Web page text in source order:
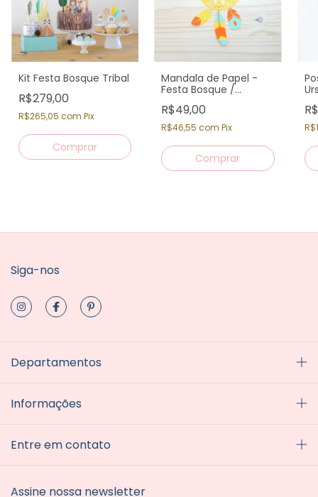
Kit Festa Bosque Tribal
R$279,00
R$265,05 com Pix
Mandala de Papel -
Festa Bosque /
Raposinha -
Decoração Painel
R$49,00
R$46,55com Pix
Comprar
Siga-nos
Departamentos
Informações
Entre em contato
Assine nossa newsletter